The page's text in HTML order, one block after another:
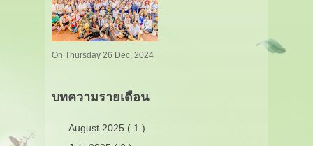
On Thursday 26 Dec, 2024
บทความรายเดือน
August 2025 ( 1 )